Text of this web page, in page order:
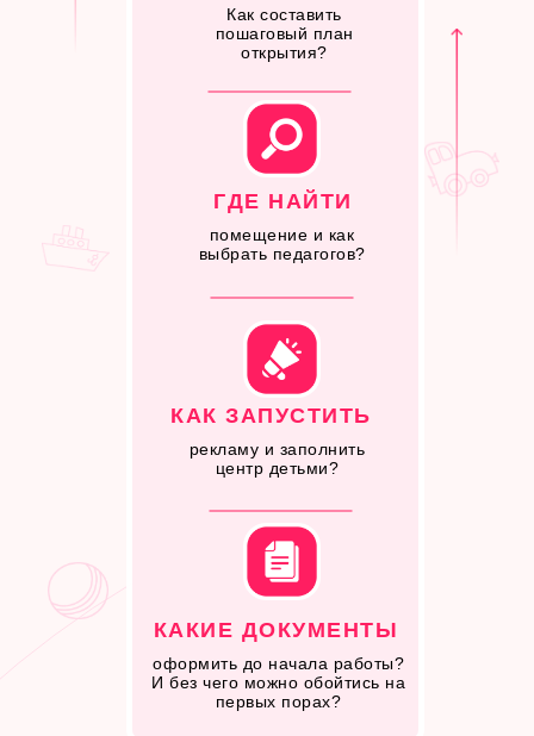
Как составить
пошаговый план
открытия?
ГДЕ НАЙТИ
помещение и как
выбрать педагогов?
КАК ЗАПУСТИТЬ
рекламу и заполнить
центр детьми?
КАКИЕ ДОКУМЕНТЫ
оформить до начала работы?
И без чего можно обойтись на
первых порах?